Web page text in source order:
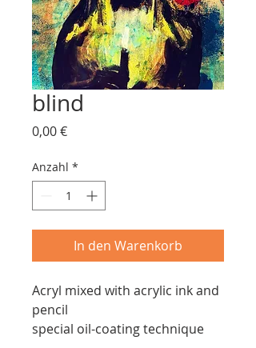
blind
0,00 €Preis
Anzahl *
In den Warenkorb
Acryl mixed with acrylic ink and
pencil
special oil-coating technique